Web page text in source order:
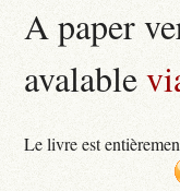
A paper
avalable
Le livre est